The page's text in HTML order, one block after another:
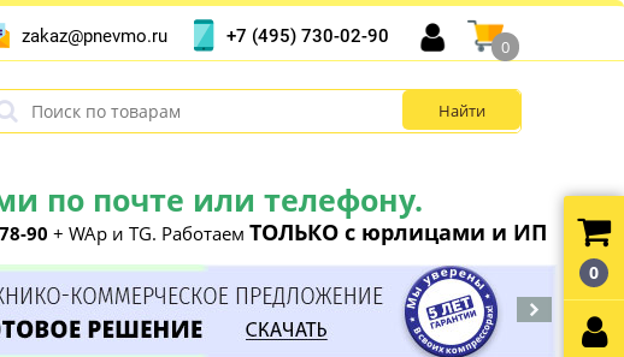
по почте или телефону.
90 + WAp и TG. Работаем ТОЛЬКО с юрлицами и ИП
zakaz@pnevmo.ru +7 (495) 730-02-90
0
0